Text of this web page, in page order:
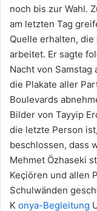
noch bis zur Wahl.
am letzten Tag
Quelle erhalten, die
arbeitet. Er sagte
Nacht von
die Plakate aller
Boulevards
Bilder von Tayyip
die letzte Person
beschlossen, dass
Mehmet Özhaseki
Keçiören und allen
Schulwänden
K onya-Begleitung